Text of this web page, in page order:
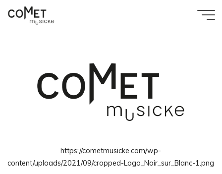
https://cometmusicke.com/wp-
content/uploads/2021/09/cropped-Logo_Noir_sur_Blanc-1.png